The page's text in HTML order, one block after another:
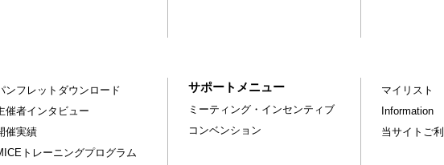
ンフレットダウンロード
催者インタビュー
催実績
トレーニングプログラム
サポートメニュー
ミーティング・インセンティブ
コンベンション
マイリスト
Information
当サイトご